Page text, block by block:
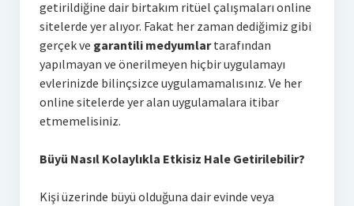
getirildiğine dair birtakım ritüel çalışmaları online
sitelerde yer alıyor. Fakat her zaman dediğimiz gibi
gerçek ve garantili medyumlartarafından
yapılmayan ve önerilmeyen hiçbir uygulamayı
evlerinizde bilinçsizce uygulamamalısınız. Ve her
online sitelerde yer alan uygulamalara itibar
etmemelisiniz.
Büyü Nasıl Kolaylıkla Etkisiz Hale Getirilebilir?
Kişi üzerinde büyü olduğuna dair evinde veya